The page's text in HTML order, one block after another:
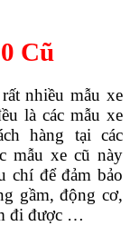
Cũ
nhiều mẫu xe
là các mẫu xe
hàng tại các
mẫu xe cũ này
chí để đảm bảo
gầm, động cơ,
đi được …